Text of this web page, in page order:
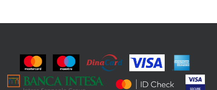
Protein barovi
Čipsevi
Sušeno Voće
ENG